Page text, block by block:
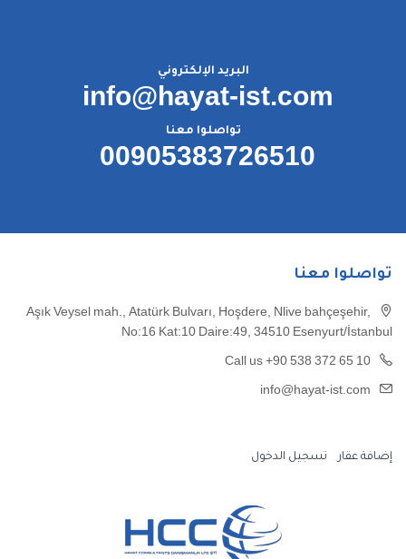
البريد الإلكتروني
info@hayat-ist.com
تواصلوا معنا
00905383726510
تواصلوا معنا
Aşık Veysel mah., Atatürk Bulvarı, Hoşdere, Nlive bahçeşehir,
No:16 Kat:10 Daire:49, 34510 Esenyurt/İstanbul
Call us +90 538 372 65 10
info@hayat-ist.com
إضافة عقار تسجيل الدخول